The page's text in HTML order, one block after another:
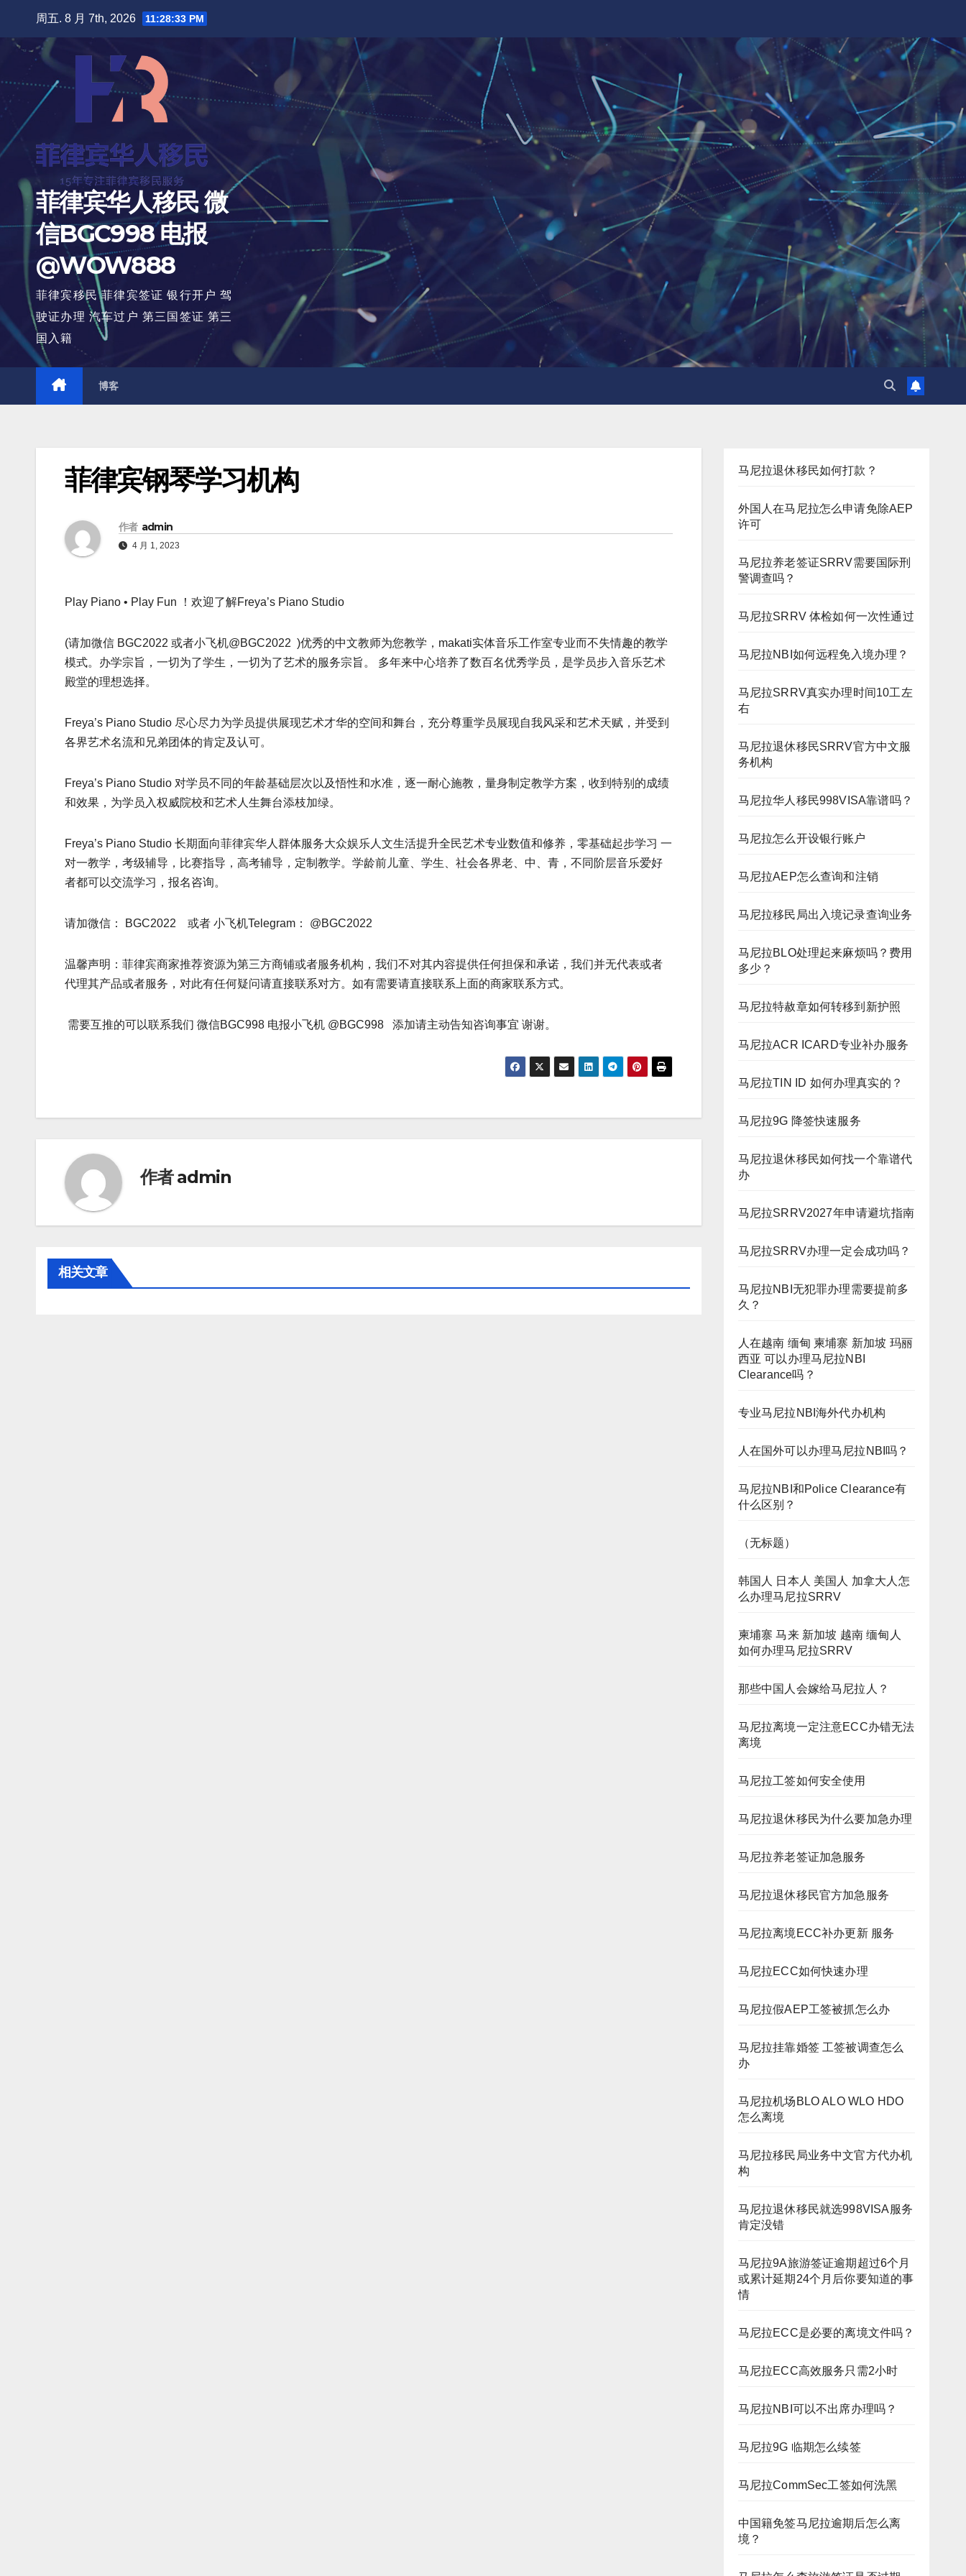
周五. 8 月 7th, 2026 11:28:34 PM
菲律宾华人移民 微
信BGC998 电报
@WOW888
菲律宾移民 菲律宾签证 银行开户 驾
驶证办理 汽车过户 第三国签证 第三
国入籍
博客
菲律宾钢琴学习机构
作者 admin
4 月 1, 2023
Play Piano • Play Fun ！欢迎了解Freya’s Piano Studio
(请加微信 BGC2022 或者小飞机@BGC2022 )优秀的中文教师为您教学，makati实体音乐工作室专业而不失情趣的教学
模式。办学宗旨，一切为了学生，一切为了艺术的服务宗旨。 多年来中心培养了数百名优秀学员，是学员步入音乐艺术
殿堂的理想选择。
Freya’s Piano Studio 尽心尽力为学员提供展现艺术才华的空间和舞台，充分尊重学员展现自我风采和艺术天赋，并受到
各界艺术名流和兄弟团体的肯定及认可。
Freya’s Piano Studio 对学员不同的年龄基础层次以及悟性和水准，逐一耐心施教，量身制定教学方案，收到特别的成绩
和效果，为学员入权威院校和艺术人生舞台添枝加绿。
Freya’s Piano Studio 长期面向菲律宾华人群体服务大众娱乐人文生活提升全民艺术专业数值和修养，零基础起步学习 一
对一教学，考级辅导，比赛指导，高考辅导，定制教学。学龄前儿童、学生、社会各界老、中、青，不同阶层音乐爱好
者都可以交流学习，报名咨询。
请加微信： BGC2022 或者 小飞机Telegram： @BGC2022
温馨声明：菲律宾商家推荐资源为第三方商铺或者服务机构，我们不对其内容提供任何担保和承诺，我们并无代表或者
代理其产品或者服务，对此有任何疑问请直接联系对方。如有需要请直接联系上面的商家联系方式。
需要互推的可以联系我们 微信BGC998 电报小飞机 @BGC998 添加请主动告知咨询事宜 谢谢。
作者admin
相关文章
马尼拉退休移民如何打款？
外国人在马尼拉怎么申请免除AEP
许可
马尼拉养老签证SRRV需要国际刑
警调查吗？
马尼拉SRRV 体检如何一次性通过
马尼拉NBI如何远程免入境办理？
马尼拉SRRV真实办理时间10工左
右
马尼拉退休移民SRRV官方中文服
务机构
马尼拉华人移民998VISA靠谱吗？
马尼拉怎么开设银行账户
马尼拉AEP怎么查询和注销
马尼拉移民局出入境记录查询业务
马尼拉BLO处理起来麻烦吗？费用
多少？
马尼拉特赦章如何转移到新护照
马尼拉ACR ICARD专业补办服务
马尼拉TIN ID 如何办理真实的？
马尼拉9G 降签快速服务
马尼拉退休移民如何找一个靠谱代
办
马尼拉SRRV2027年申请避坑指南
马尼拉SRRV办理一定会成功吗？
马尼拉NBI无犯罪办理需要提前多
久？
人在越南 缅甸 柬埔寨 新加坡 玛丽
西亚 可以办理马尼拉NBI
Clearance吗？
专业马尼拉NBI海外代办机构
人在国外可以办理马尼拉NBI吗？
马尼拉NBI和Police Clearance有
什么区别？
（无标题）
韩国人 日本人 美国人 加拿大人怎
么办理马尼拉SRRV
柬埔寨 马来 新加坡 越南 缅甸人
如何办理马尼拉SRRV
那些中国人会嫁给马尼拉人？
马尼拉离境一定注意ECC办错无法
离境
马尼拉工签如何安全使用
马尼拉退休移民为什么要加急办理
马尼拉养老签证加急服务
马尼拉退休移民官方加急服务
马尼拉离境ECC补办更新 服务
马尼拉ECC如何快速办理
马尼拉假AEP工签被抓怎么办
马尼拉挂靠婚签 工签被调查怎么
办
马尼拉机场BLO ALO WLO HDO
怎么离境
马尼拉移民局业务中文官方代办机
构
马尼拉退休移民就选998VISA服务
肯定没错
马尼拉9A旅游签证逾期超过6个月
或累计延期24个月后你要知道的事
情
马尼拉ECC是必要的离境文件吗？
马尼拉ECC高效服务只需2小时
马尼拉NBI可以不出席办理吗？
马尼拉9G 临期怎么续签
马尼拉CommSec工签如何洗黑
中国籍免签马尼拉逾期后怎么离
境？